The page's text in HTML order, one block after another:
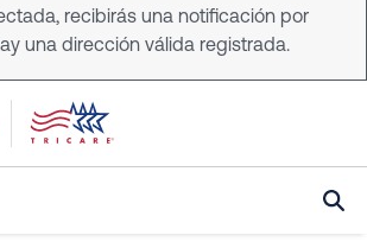
recibirás una notificación por
una dirección válida registrada.